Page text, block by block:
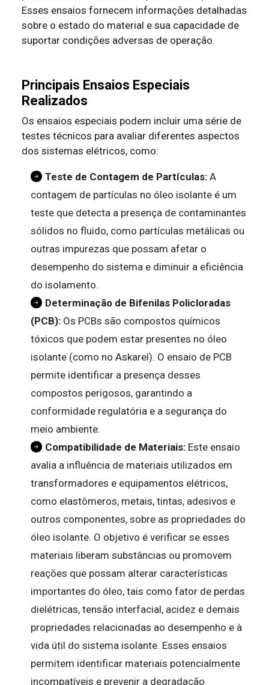
Esses ensaios fornecem informações detalhadas
sobre o estado do material e sua capacidade de
suportar condições adversas de operação.
Principais Ensaios Especiais
Realizados
Os ensaios especiais podem incluir uma série de
testes técnicos para avaliar diferentes aspectos
dos sistemas elétricos, como:
Teste de Contagem de Partículas: A
contagem de partículas no óleo isolante é um
teste que detecta a presença de contaminantes
sólidos no fluido, como partículas metálicas ou
outras impurezas que possam afetar o
desempenho do sistema e diminuir a eficiência
do isolamento.
Determinação de Bifenilas Policloradas
(PCB): Os PCBs são compostos químicos
tóxicos que podem estar presentes no óleo
isolante (como no Askarel). O ensaio de PCB
permite identificar a presença desses
compostos perigosos, garantindo a
conformidade regulatória e a segurança do
meio ambiente.
Compatibilidade de Materiais: Este ensaio
avalia a influência de materiais utilizados em
transformadores e equipamentos elétricos,
como elastômeros, metais, tintas, adesivos e
outros componentes, sobre as propriedades do
óleo isolante. O objetivo é verificar se esses
materiais liberam substâncias ou promovem
reações que possam alterar características
importantes do óleo, tais como fator de perdas
dielétricas, tensão interfacial, acidez e demais
propriedades relacionadas ao desempenho e à
vida útil do sistema isolante. Esses ensaios
permitem identificar materiais potencialmente
incompatíveis e prevenir a degradação